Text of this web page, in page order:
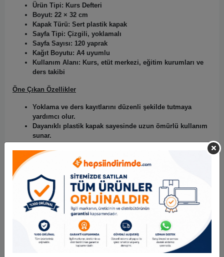
Ürün Tipi: Kurs Defteri
Boyut: 22 × 32 cm
Kapak Türü: Sert plastik kapak
Sayfa Tipi: Çizgili, yoklamalı
Sayfa Sayısı: 120 yaprak
Kağıt Boyutu: A4 uyumlu
Kullanım Alanı: Kurs, etüt merkezi, eğitim kurumları ve
ders takibi
Öne Çıkan Özellikler
Yoklama ve ders kayıtlarını düzenli şekilde tutmaya
yardımcı olur.
Dayanıklı plastik kapak sayesinde uzun ömürlü kullanım
sunar.
sağlar.
Çizgili iç sayfalar sayesinde düzenli kayıt tutulabilir.
Yoğun kullanıma uygun kaliteli cilt yapısına sahiptir.
Eğitim kurumlarının resmi kayıt ihtiyaçlarına uygundur.
Kullanım Alanları
Özel kurs merkezleri
Etüt merkezleri
Halk eğitim merkezleri
Özel ders kurumları